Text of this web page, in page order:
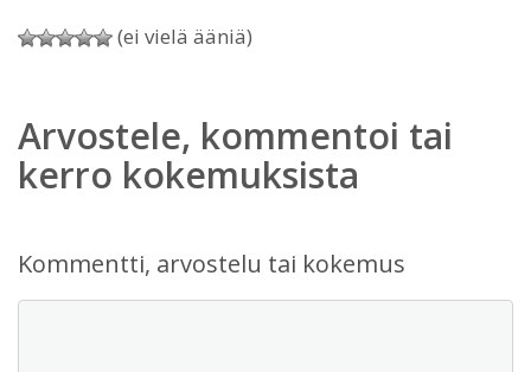
(ei vielä ääniä)
Arvostele, kommentoi tai
kerro kokemuksista
Kommentti, arvostelu tai kokemus